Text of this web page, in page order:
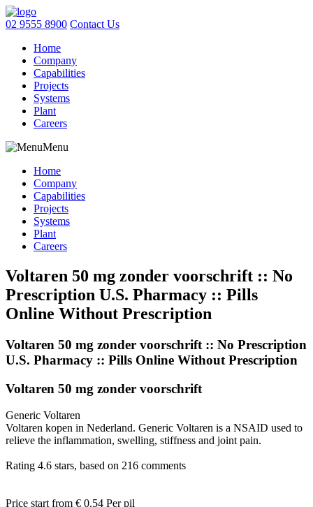
02 9555 8900 Contact Us
Home
Company
Capabilities
Projects
Systems
Plant
Careers
Menu
Home
Company
Capabilities
Projects
Systems
Plant
Careers
Voltaren 50 mg zonder voorschrift :: No
Prescription U.S. Pharmacy :: Pills
Online Without Prescription
Voltaren 50 mg zonder voorschrift :: No Prescription
U.S. Pharmacy :: Pills Online Without Prescription
Voltaren 50 mg zonder voorschrift
Generic Voltaren
Voltaren kopen in Nederland. Generic Voltaren is a NSAID used to
relieve the inflammation, swelling, stiffness and joint pain.
Rating 4.6 stars, based on 216 comments
Price start from € 0.54 Per pil